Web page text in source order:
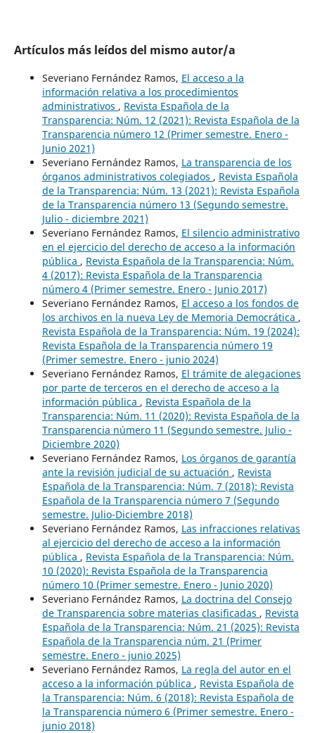
Artículos más leídos del mismo autor/a
Severiano Fernández Ramos, El acceso a la
información relativa a los procedimientos
administrativos , Revista Española de la
Transparencia: Núm. 12 (2021): Revista Española de la
Transparencia número 12 (Primer semestre. Enero -
Junio 2021)
Severiano Fernández Ramos, La transparencia de los
órganos administrativos colegiados , Revista Española
de la Transparencia: Núm. 13 (2021): Revista Española
de la Transparencia número 13 (Segundo semestre.
Julio - diciembre 2021)
Severiano Fernández Ramos, El silencio administrativo
en el ejercicio del derecho de acceso a la información
pública , Revista Española de la Transparencia: Núm.
4 (2017): Revista Española de la Transparencia
número 4 (Primer semestre. Enero - Junio 2017)
Severiano Fernández Ramos, El acceso a los fondos de
los archivos en la nueva Ley de Memoria Democrática ,
Revista Española de la Transparencia: Núm. 19 (2024):
Revista Española de la Transparencia número 19
(Primer semestre. Enero - junio 2024)
Severiano Fernández Ramos, El trámite de alegaciones
por parte de terceros en el derecho de acceso a la
información pública , Revista Española de la
Transparencia: Núm. 11 (2020): Revista Española de la
Transparencia número 11 (Segundo semestre. Julio -
Diciembre 2020)
Severiano Fernández Ramos, Los órganos de garantía
ante la revisión judicial de su actuación , Revista
Española de la Transparencia: Núm. 7 (2018): Revista
Española de la Transparencia número 7 (Segundo
semestre. Julio-Diciembre 2018)
Severiano Fernández Ramos, Las infracciones relativas
al ejercicio del derecho de acceso a la información
pública , Revista Española de la Transparencia: Núm.
10 (2020): Revista Española de la Transparencia
número 10 (Primer semestre. Enero - Junio 2020)
Severiano Fernández Ramos, La doctrina del Consejo
de Transparencia sobre materias clasificadas , Revista
Española de la Transparencia: Núm. 21 (2025): Revista
Española de la Transparencia núm. 21 (Primer
semestre. Enero - junio 2025)
Severiano Fernández Ramos, La regla del autor en el
acceso a la información pública , Revista Española de
la Transparencia: Núm. 6 (2018): Revista Española de
la Transparencia número 6 (Primer semestre. Enero -
junio 2018)